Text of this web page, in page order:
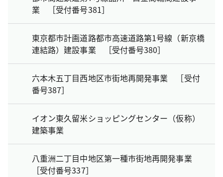
業 ［受付番号381］
東京都市計画道路都市高速道路第1号線（新京橋
連結路）建設事業 ［受付番号380］
六本木五丁目西地区市街地再開発事業 ［受付
番号387］
イオン東久留米ショッピングセンター（仮称）
建築事業
八重洲二丁目中地区第一種市街地再開発事業
［受付番号337］